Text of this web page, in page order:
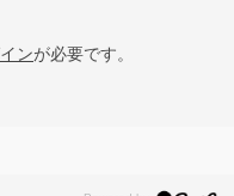
ンが必要です。